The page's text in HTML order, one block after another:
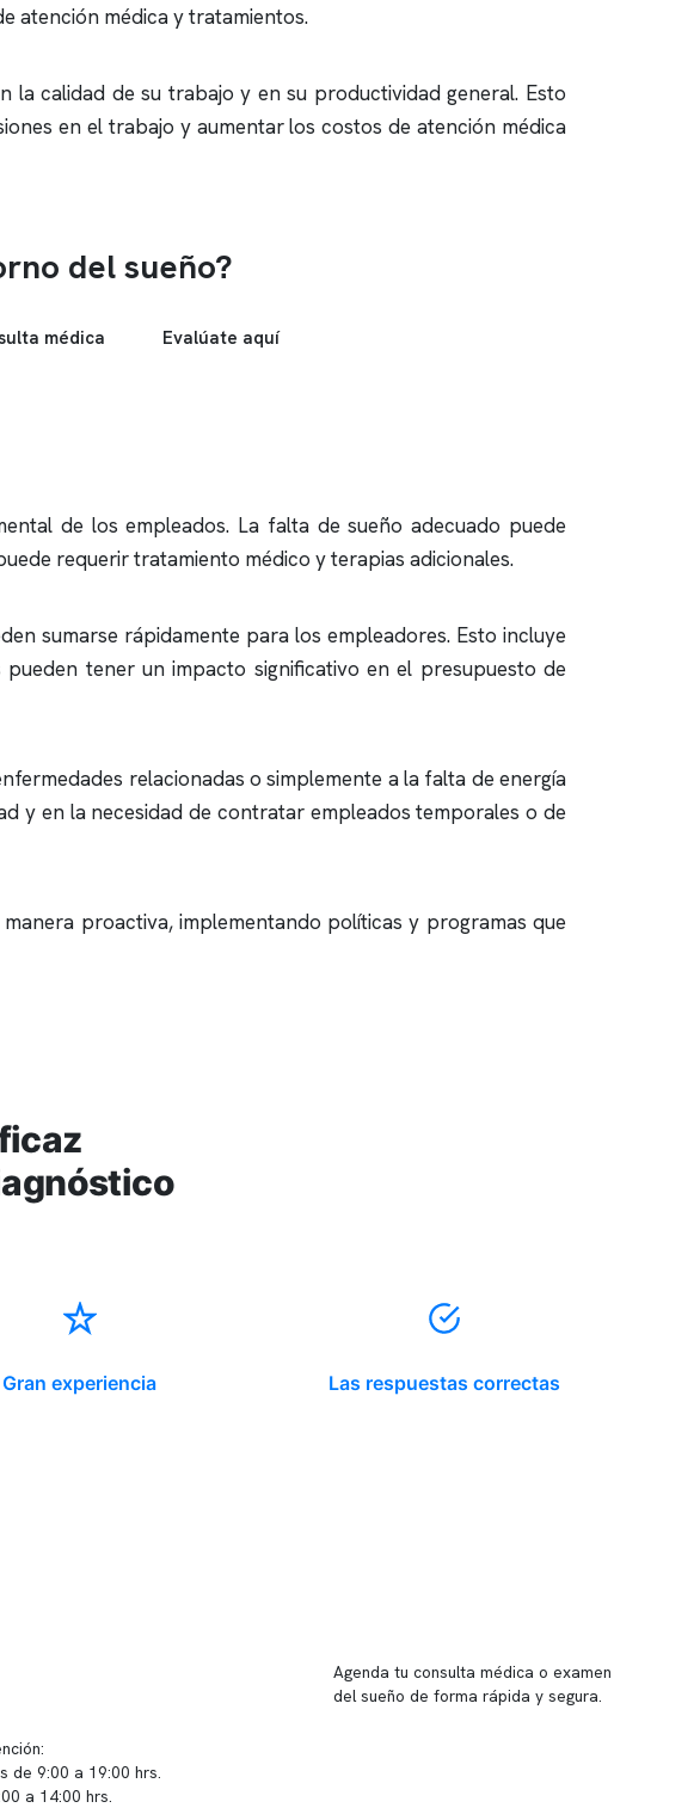
atención médica y tratamientos.
la calidad de su trabajo y en su productividad general. Esto
en el trabajo y aumentar los costos de atención médica
del sueño?
médica Evalúate aquí
de los empleados. La falta de sueño adecuado puede
requerir tratamiento médico y terapias adicionales.
sumarse rápidamente para los empleadores. Esto incluye
tener un impacto significativo en el presupuesto de
relacionadas o simplemente a la falta de energía
y en la necesidad de contratar empleados temporales o de
proactiva, implementando políticas y programas que
Gran experiencia Las respuestas correctas
de 9:00 a 19:00 hrs.
a 14:00 hrs.
Agenda tu consulta médica o examen
del sueño de forma rápida y segura.